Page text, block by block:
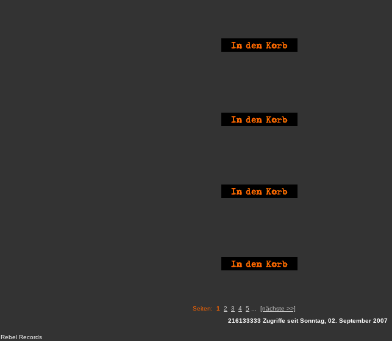
Seiten: 1 2 3 4 5 [nächste >>]
216133333 Zugriffe seit Sonntag, 02. September 2007
Records